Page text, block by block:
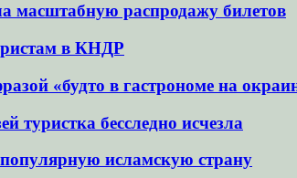
масштабную распродажу билетов
в КНДР
«будто в гастрономе на
туристка бесследно исчезла
исламскую страну